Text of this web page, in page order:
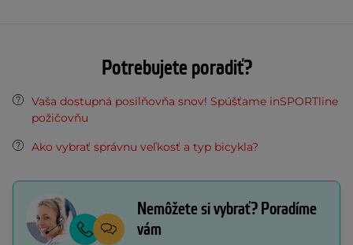
Potrebujete poradiť?
Vaša dostupná posilňovňa snov! Spúšťame inSPORTline
požičovňu
Ako vybrať správnu veľkosť a typ bicykla?
Nemôžete si vybrať? Poradíme
vám